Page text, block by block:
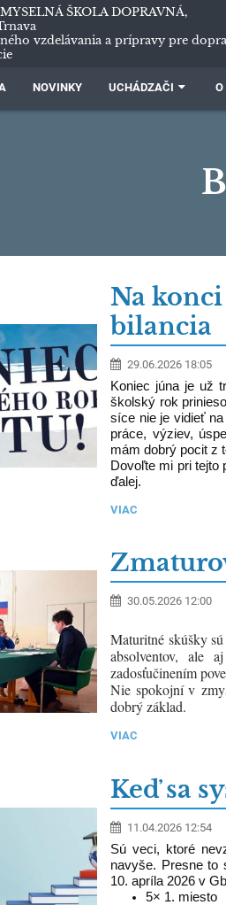
ŠKOLA DOPRAVNÁ,
vzdelávania a prípravy pre
NOVINKY UCHÁDZAČI O
Na
bilancia
29.06.2026 18:05
Koniec júna je už
školský rok
síce nie je vidieť
práce, výziev,
mám dobrý pocit z
Dovoľte mi pri tejto
ďalej.
VIAC
30.05.2026 12:00
Maturitné skúšky
absolventov, ale
zadosťučinením
Nie spokojní v
dobrý základ.
VIAC
Keď sa
11.04.2026 12:54
Sú veci, ktoré
navyše. Presne to
10. apríla 2026 v
5× 1. miesto